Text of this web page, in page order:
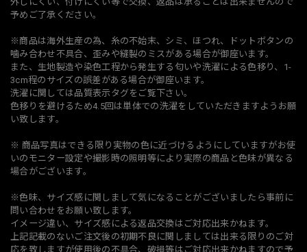
予めご了承ください。
※商品は海外生産の為、糸の不始末、シミ、ほつれ、ドットボタンの
噛み合わせ不具合、歪みや縫製のミスがある場合が御座います。
また、生地製造や染色工程から発生する匂いや洗濯による色移り、1-
3cm程のサイズの誤差がある場合が御座います。
洗濯に関しては品質表示タグをご覧下さい。
色移りを避けるため4.5回は単体での洗濯をしていただきますようお願
い致します。
※ 商品写真はできる限り実物の色に近づけるようにしていますがお使
いのモニター設定や撮影時の照明等により実際の商品と色味が異なる
場合がございます。
※色味、サイズ感に関しまして気になることがございましたら事前に
問い合わせをお願い致します。
イメージ違い、サイズ感による返品交換はご対応出来かねます。
上記記載のないご注文後の初期不良に関しましては出来る限りのご対
応を致しますが使用後の不具合、破損等はご対応出来かねますので予